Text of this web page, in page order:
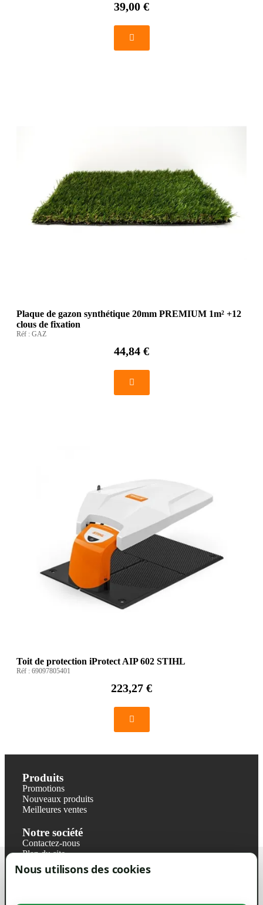
Nous utilisons des cookies
39,00 €
Plaque de gazon synthétique 20mm PREMIUM 1m² +12
clous de fixation
Réf : GAZ
44,84 €
Toit de protection iProtect AIP 602 STIHL
Réf : 69097805401
223,27 €
Produits
Promotions
Nouveaux produits
Meilleures ventes
Notre société
Contactez-nous
Plan du site
Magasin
Mentions légales